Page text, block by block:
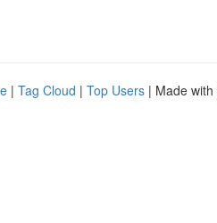
| Tag Cloud | Top Users | Made with